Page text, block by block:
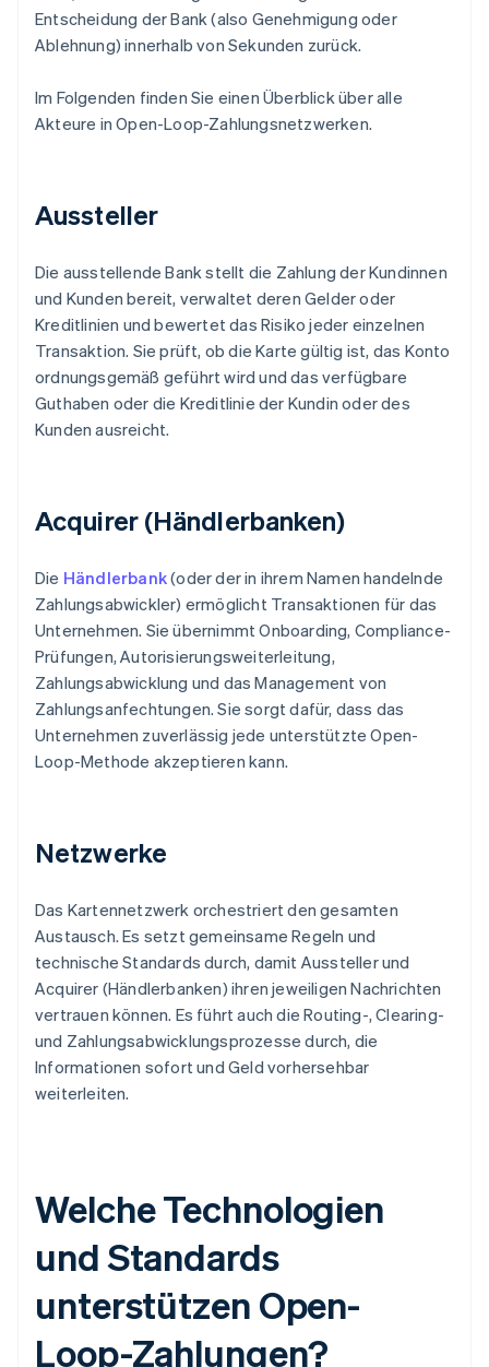
Entscheidung der Bank (also Genehmigung oder
Ablehnung) innerhalb von Sekunden zurück.
Im Folgenden finden Sie einen Überblick über alle
Akteure in Open-Loop-Zahlungsnetzwerken.
Aussteller
Die ausstellende Bank stellt die Zahlung der Kundinnen
und Kunden bereit, verwaltet deren Gelder oder
Kreditlinien und bewertet das Risiko jeder einzelnen
Transaktion. Sie prüft, ob die Karte gültig ist, das Konto
ordnungsgemäß geführt wird und das verfügbare
Guthaben oder die Kreditlinie der Kundin oder des
Kunden ausreicht.
Acquirer (Händlerbanken)
Die Händlerbank(oder der in ihrem Namen handelnde
Zahlungsabwickler) ermöglicht Transaktionen für das
Unternehmen. Sie übernimmt Onboarding, Compliance-
Prüfungen, Autorisierungsweiterleitung,
Zahlungsabwicklung und das Management von
Zahlungsanfechtungen. Sie sorgt dafür, dass das
Unternehmen zuverlässig jede unterstützte Open-
Loop-Methode akzeptieren kann.
Netzwerke
Das Kartennetzwerk orchestriert den gesamten
Austausch. Es setzt gemeinsame Regeln und
technische Standards durch, damit Aussteller und
Acquirer (Händlerbanken) ihren jeweiligen Nachrichten
vertrauen können. Es führt auch die Routing-, Clearing-
und Zahlungsabwicklungsprozesse durch, die
Informationen sofort und Geld vorhersehbar
weiterleiten.
Welche Technologien
und Standards
unterstützen Open-
Loop-Zahlungen?